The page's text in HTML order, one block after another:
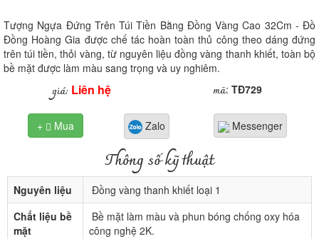
Tượng Ngựa Đứng Trên Túi Tiền Bằng Đồng Vàng Cao 32Cm - Đồ
Đồng Hoàng Gia được chế tác hoàn toàn thủ công theo dáng đứng
trên túi tiền, thỏi vàng, từ nguyên liệu đồng vàng thanh khiết, toàn bộ
bề mặt được làm màu sang trọng và uy nghiêm.
giá: Liên hệ mã: TĐ729
+  Mua Zalo Messenger
Thông số kỹ thuật
Nguyên liệu
Đồng vàng thanh khiết loại 1
Chất liệu bề
mặt
Bề mặt làm màu và phun bóng chống oxy hóa
công nghệ 2K.